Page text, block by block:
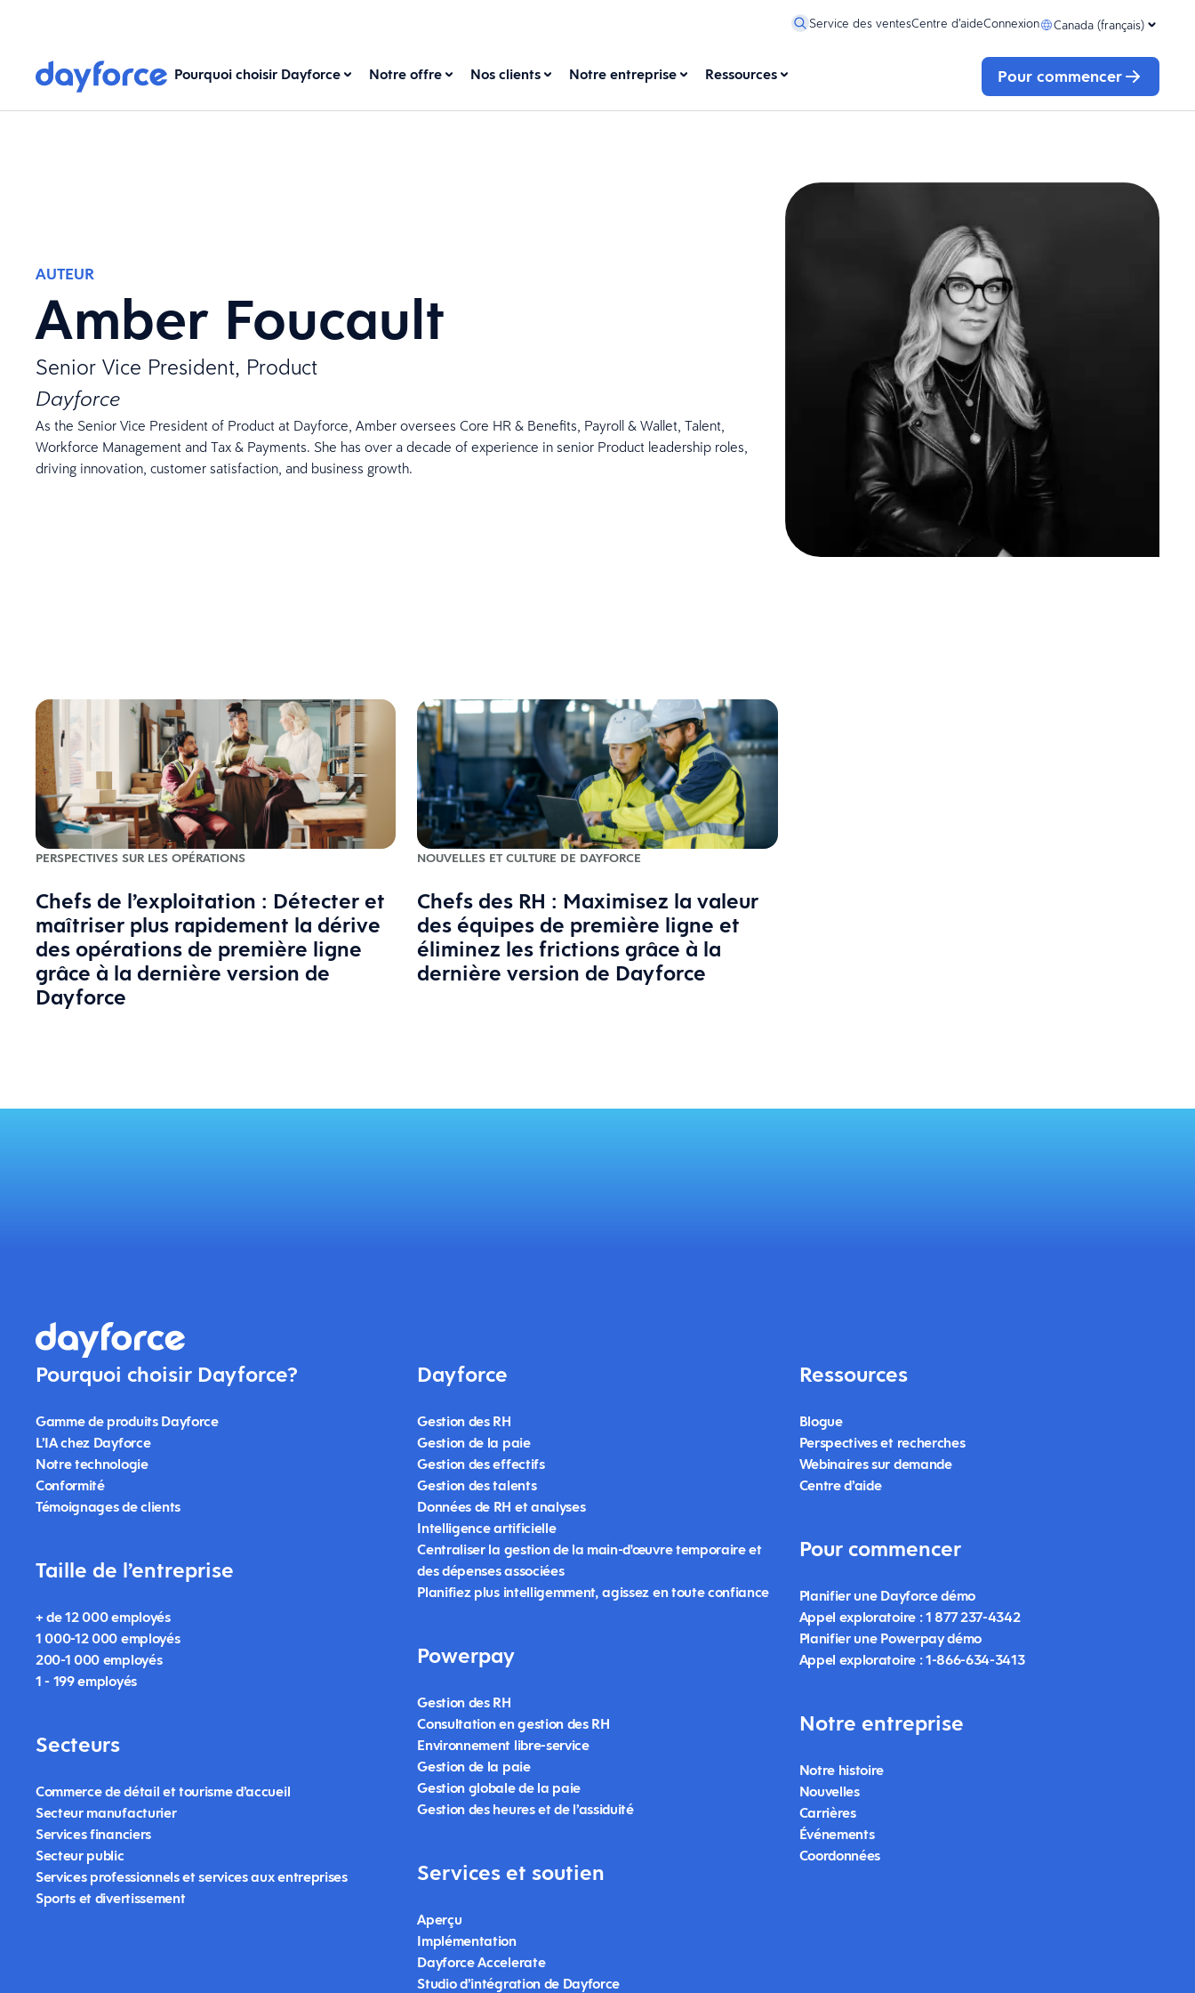
Service des ventesCentre d’aideConnexion Canada (français)
Pourquoi choisir Dayforce Notre offre Nos clients Notre entreprise Ressources Pour commencer
AUTEUR
Amber Foucault
Senior Vice President, Product
Dayforce
As the Senior Vice President of Product at Dayforce, Amber oversees Core HR & Benefits, Payroll & Wallet, Talent,
Workforce Management and Tax & Payments. She has over a decade of experience in senior Product leadership roles,
driving innovation, customer satisfaction, and business growth.
PERSPECTIVES SUR LES OPÉRATIONS
Chefs de l’exploitation : Détecter et
maîtriser plus rapidement la dérive
des opérations de première ligne
grâce à la dernière version de
Dayforce
NOUVELLES ET CULTURE DE DAYFORCE
Chefs des RH : Maximisez la valeur
des équipes de première ligne et
éliminez les frictions grâce à la
dernière version de Dayforce
Pourquoi choisir Dayforce?
Gamme de produits Dayforce
L’IA chez Dayforce
Notre technologie
Conformité
Témoignages de clients
Taille de l’entreprise
+ de 12 000 employés
1 000-12 000 employés
200-1 000 employés
1 - 199 employés
Secteurs
Commerce de détail et tourisme d’accueil
Secteur manufacturier
Services financiers
Secteur public
Services professionnels et services aux entreprises
Sports et divertissement
Dayforce
Gestion des RH
Gestion de la paie
Gestion des effectifs
Gestion des talents
Données de RH et analyses
Intelligence artificielle
Centraliser la gestion de la main-d'œuvre temporaire et
des dépenses associées
Planifiez plus intelligemment, agissez en toute confiance
Powerpay
Gestion des RH
Consultation en gestion des RH
Environnement libre-service
Gestion de la paie
Gestion globale de la paie
Gestion des heures et de l’assiduité
Services et soutien
Aperçu
Implémentation
Dayforce Accelerate
Studio d’intégration de Dayforce
Ressources
Blogue
Perspectives et recherches
Webinaires sur demande
Centre d’aide
Pour commencer
Planifier une Dayforce démo
Appel exploratoire : 1 877 237-4342
Planifier une Powerpay démo
Appel exploratoire : 1-866-634-3413
Notre entreprise
Notre histoire
Nouvelles
Carrières
Événements
Coordonnées